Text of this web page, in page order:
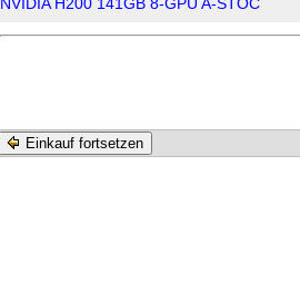
NVIDIA H200 141GB 8-GPU A-STOC
Einkauf fortsetzen